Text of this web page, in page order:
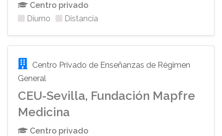
Centro privado
Diurno
Distancia
Centro Privado de Enseñanzas de Régimen
General
CEU-Sevilla, Fundación Mapfre
Medicina
Centro privado